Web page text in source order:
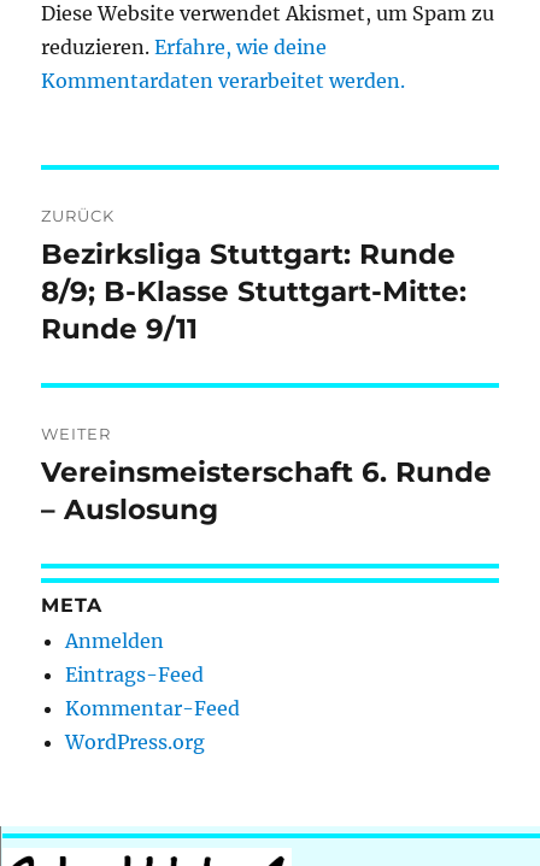
Diese Website verwendet Akismet, um Spam zu
reduzieren.Erfahre, wie deine
Kommentardaten verarbeitet werden.
ZURÜCK
Vorheriger
Beitrag:
Bezirksliga Stuttgart: Runde
8/9; B-Klasse Stuttgart-Mitte:
Runde 9/11
WEITER
Nächster
Beitrag:
Vereinsmeisterschaft 6. Runde
– Auslosung
META
Anmelden
Eintrags-Feed
Kommentar-Feed
WordPress.org